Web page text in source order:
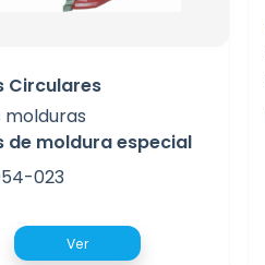
Circulares
molduras
de moldura especial
023
Ver